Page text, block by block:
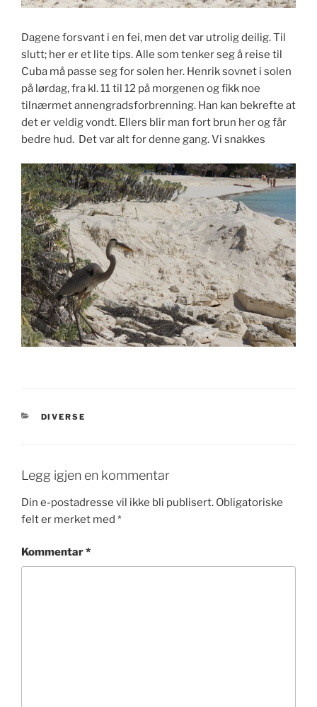
Dagene forsvant i en fei, men det var utrolig deilig. Til
slutt; her er et lite tips. Alle som tenker seg å reise til
Cuba må passe seg for solen her. Henrik sovnet i solen
på lørdag, fra kl. 11 til 12 på morgenen og fikk noe
tilnærmet annengradsforbrenning. Han kan bekrefte at
det er veldig vondt. Ellers blir man fort brun her og får
bedre hud. Det var alt for denne gang. Vi snakkes
KATEGORIER
DIVERSE
Legg igjen en kommentar
Din e-postadresse vil ikke bli publisert. Obligatoriske
felt er merket med *
Kommentar*